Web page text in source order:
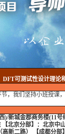
DFT可测试性设计理论
我们坚持小班授课，
)/新城金郡商务楼(11
北京分部】：北京中
新二路） 【成都分